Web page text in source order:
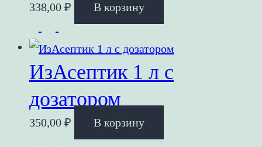
338,00 ₽ В корзину
ИзАсептик 1 л с
дозатором
350,00 ₽ В корзину